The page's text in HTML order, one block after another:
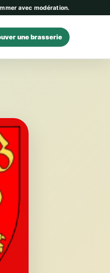
avec modération.
une brasserie